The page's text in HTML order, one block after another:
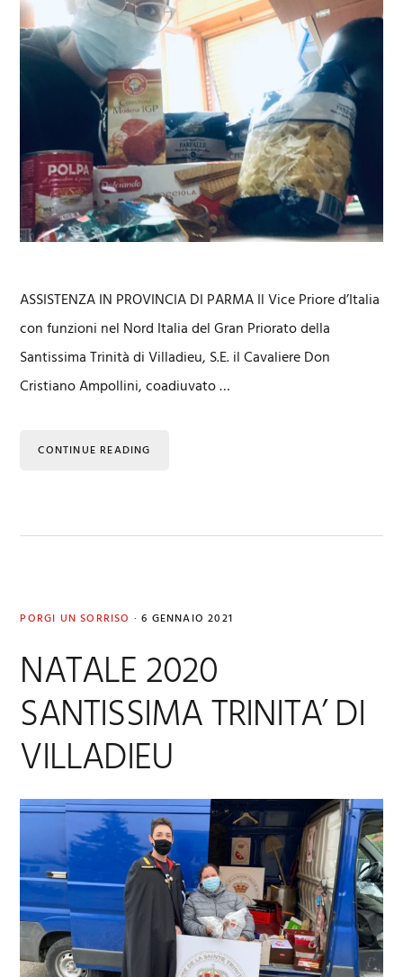
ASSISTENZA IN PROVINCIA DI PARMA Il Vice Priore d’Italia
con funzioni nel Nord Italia del Gran Priorato della
Santissima Trinità di Villadieu, S.E. il Cavaliere Don
Cristiano Ampollini, coadiuvato …
CONTINUE READING
PORGI UN SORRISO · 6 GENNAIO 2021
NATALE 2020
SANTISSIMA TRINITA’ DI
VILLADIEU